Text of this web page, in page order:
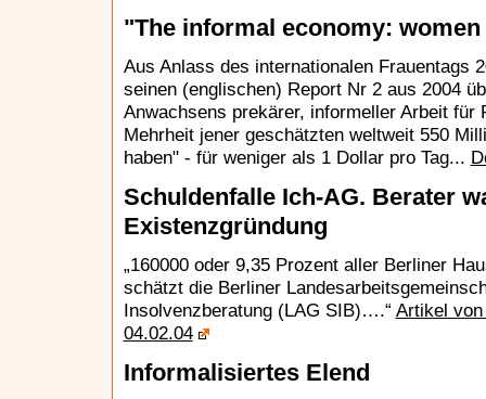
"The informal economy:
Aus Anlass des internationalen Frauentags
seinen (englischen) Report Nr 2 aus 2004
Anwachsens prekärer, informeller Arbeit für
Mehrheit jener geschätzten weltweit 550
haben" - für weniger als 1 Dollar pro Tag...
Schuldenfalle Ich-AG. Berater
Existenzgründung
„160000 oder 9,35 Prozent aller Berliner
schätzt die Berliner
Insolvenzberatung (LAG SIB)….“ Artikel
04.02.04
Informalisiertes Elend